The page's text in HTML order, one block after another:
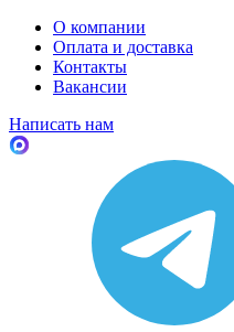
О компании
Оплата и доставка
Контакты
Вакансии
Написать нам